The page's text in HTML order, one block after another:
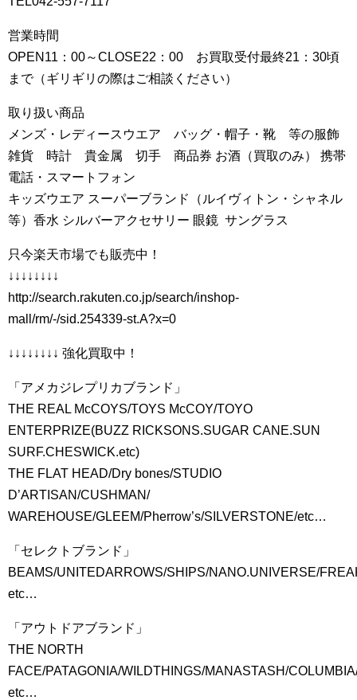
営業時間
OPEN11：00～CLOSE22：00 お買取受付最終21：30頃
まで（ギリギリの際はご相談ください）
取り扱い商品
メンズ・レディースウエア バッグ・帽子・靴 等の服飾
雑貨 時計 貴金属 切手 商品券 お酒（買取のみ） 携帯
電話・スマートフォン
キッズウエア スーパーブランド（ルイヴィトン・シャネル
等）香水 シルバーアクセサリー 眼鏡 サングラス
只今楽天市場でも販売中！
↓↓↓↓↓↓↓↓
http://search.rakuten.co.jp/search/inshop-
mall/rm/-/sid.254339-st.A?x=0
↓↓↓↓↓↓↓↓ 強化買取中！
「アメカジレプリカブランド」
THE REAL McCOYS/TOYS McCOY/TOYO
ENTERPRIZE(BUZZ RICKSONS.SUGAR CANE.SUN
SURF.CHESWICK.etc)
THE FLAT HEAD/Dry bones/STUDIO
D’ARTISAN/CUSHMAN/
WAREHOUSE/GLEEM/Pherrow’s/SILVERSTONE/etc…
「セレクトブランド」
BEAMS/UNITEDARROWS/SHIPS/NANO.UNIVERSE/
etc…
「アウトドアブランド」
THE NORTH
FACE/PATAGONIA/WILDTHINGS/MANASTASH/
etc…